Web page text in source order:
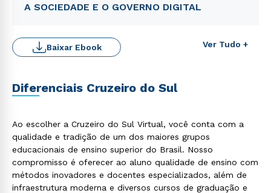
A SOCIEDADE E O GOVERNO DIGITAL
Ver Tudo +
Baixar Ebook
Diferenciais Cruzeiro do Sul
Ao escolher a Cruzeiro do Sul Virtual, você conta com a
qualidade e tradição de um dos maiores grupos
educacionais de ensino superior do Brasil. Nosso
compromisso é oferecer ao aluno qualidade de ensino com
métodos inovadores e docentes especializados, além de
infraestrutura moderna e diversos cursos de graduação e
Rápido e fácil
WhatsApp
ou